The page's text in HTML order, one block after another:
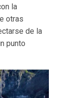
la
otras
de la
punto